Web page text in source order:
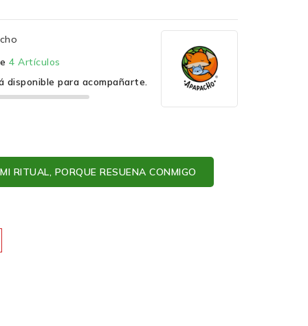
4 Artículos
disponible para acompañarte.
RITUAL, PORQUE RESUENA CONMIGO